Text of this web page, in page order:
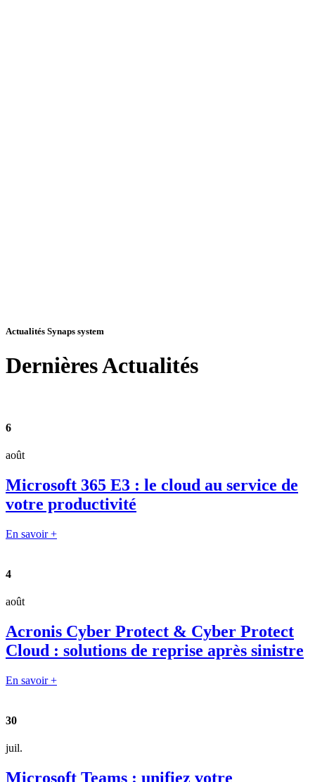
Actualités Synaps system
DernièresActualités
6
août
Microsoft 365 E3 : le cloud au service de
votre productivité
En savoir +
4
août
Acronis Cyber Protect & Cyber Protect
Cloud : solutions de reprise après sinistre
En savoir +
30
juil.
Microsoft Teams : unifiez votre